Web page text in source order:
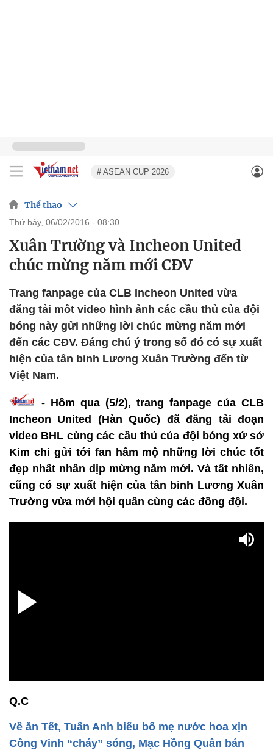
# ASEAN CUP 2026
Thể thao
thứ bảy, 06/02/2016 - 08:30
Xuân Trường và Incheon United
chúc mừng năm mới CĐV
Trang fanpage của CLB Incheon United vừa
đăng tải môt video hình ảnh các cầu thủ của đội
bóng này gửi những lời chúc mừng năm mới
đến các CĐV. Đáng chú ý trong số đó có sự xuất
hiện của tân binh Lương Xuân Trường đến từ
Việt Nam.
- Hôm qua (5/2), trang fanpage của CLB
Incheon United (Hàn Quốc) đã đăng tải đoạn
video BHL cùng các cầu thủ của đội bóng xứ sở
Kim chi gửi tới fan hâm mộ những
lời chúc tốt
đẹp nhất nhân dịp mừng năm mới. Và tất nhiên,
cũng có sự xuất hiện của tân binh Lương Xuân
Trường vừa mới hội quân cùng các đồng đội.
Q.C
Về ăn Tết, Tuấn Anh biếu bố mẹ nước hoa xịn
Công Vinh “cháy” sóng, Mạc Hồng Quân bán